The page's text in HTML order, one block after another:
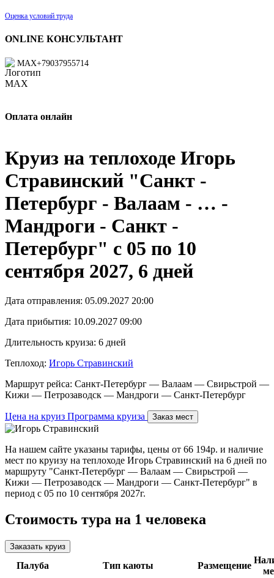
Оценка условий труда
ONLINE КОНСУЛЬТАНТ
MAX+79037955714
Оплата онлайн
Круиз на теплоходе Игорь
Стравинский "Санкт -
Петербург - Валаам - … -
Мандроги - Санкт -
Петербург" с 05 по 10
сентября 2027, 6 дней
Дата отправления: 05.09.2027 20:00
Дата прибытия: 10.09.2027 09:00
Длительность круиза: 6 дней
Теплоход: Игорь Стравинский
Маршрут рейса: Санкт-Петербург — Валаам — Свирьстрой —
Кижи — Петрозаводск — Мандроги — Санкт-Петербург
Цена на круиз Программа круиза Заказ мест
На нашем сайте указаны тарифы, цены от 66 194р. и наличие
мест по круизу на теплоходе Игорь Стравинский на 6 дней по
маршруту "Санкт-Петербург — Валаам — Свирьстрой —
Кижи — Петрозаводск — Мандроги — Санкт-Петербург" в
период с 05 по 10 сентября 2027г.
Стоимость тура на 1 человека
Заказать круиз
Палуба Тип каюты Размещение